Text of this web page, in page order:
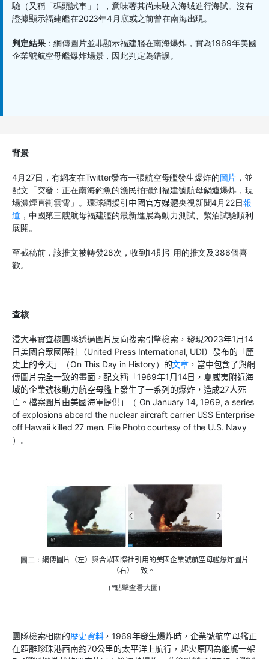
驗（又稱「碼頭試車」），意味著其尚未駛入海域進行海試。沒有
證據顯示福建艦在2023年4月底或之前曾在南海出現。
判定結果：網傳圖片並非顯示福建艦在南海爆炸，實為1969年美國
企業號航空母艦爆炸場景，因此判定為錯誤。
背景
4月27日，有網友在Twitter發布一張航空母艦發生爆炸的圖片 ，並
配文「突發：正在南海釣魚的漁民拍攝到福建號航母鍋爐爆炸，現
場濃煙直衝雲霄」。 環球網援引 中國官方媒體央視新聞4月22日報
道 ，中國第三艘航母福建艦的最新進展為動力測試、繫泊試驗順利
展開。
至截稿前，該推文被轉發28次，收到14則引用的推文及386個喜
歡。
查核
浸大事實查核團隊透過圖片反向搜索引擎檢索，發現2023年1月14
日美國合眾國際社（United Press International, UDI）發布的 「歷
史上的今天」
（On This Day in History） 的文章 ，當中包含了與網
傳圖片完全一致的畫面，配文稱「1969年1月14日，夏威夷附近海
域的企業號核動力航空母艦上發生了一系列的爆炸，造成27人死
亡。檔案圖片由美國海軍提供」
（ On January 14, 1969, a series
of explosions aboard the nuclear aircraft carrier USS Enterprise
off Hawaii killed 27 men. File Photo courtesy of the U.S. Navy
）
。
圖二： 網傳圖片 （左） 與合眾國際社引用 的美國企業號航空母艦爆炸圖片
（右） 一致。
（*點擊查看大圖）
團隊檢索相關的歷史資料，1969年發生爆炸時，企業號航空母艦正
在距離珍珠港西南約70公里的太平洋上航行 ，起火原因為艦艉一架